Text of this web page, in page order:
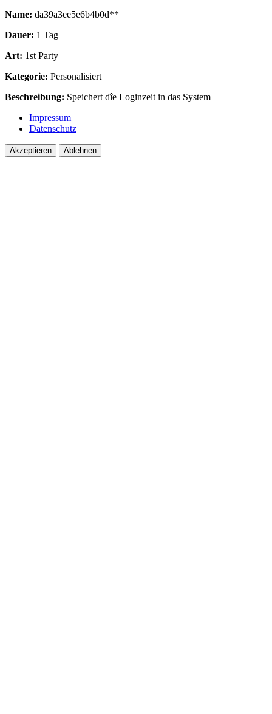
Name: da39a3ee5e6b4b0d**
Dauer: 1 Tag
Art: 1st Party
Kategorie: Personalisiert
Beschreibung: Speichert dîe Loginzeit in das System
Impressum
Datenschutz
Akzeptieren Ablehnen